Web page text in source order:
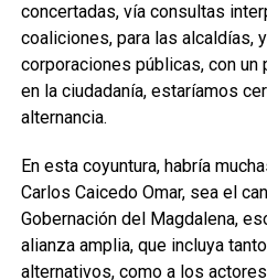
concertadas, vía consultas
coaliciones, para las alcaldías,
corporaciones públicas, con un
en la ciudadanía, estaríamos
alternancia.
En esta coyuntura, habría
Carlos Caicedo Omar, sea el
Gobernación del Magdalena,
alianza amplia, que incluya
alternativos, como a los